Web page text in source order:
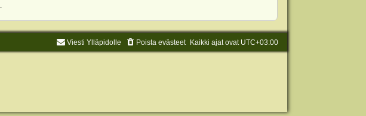
Kaikki ajat ovat UTC+03:00
Poista evästeet
Viesti Ylläpidolle